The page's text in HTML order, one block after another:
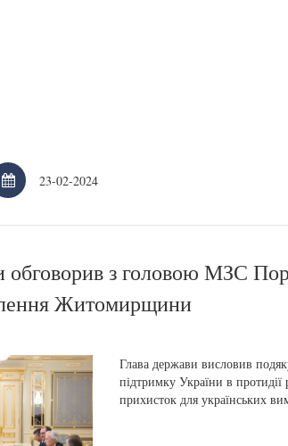
обговорив з головою МЗС
Житомирщини
Глава держави висловив
підтримку України в протидії
прихисток для українських